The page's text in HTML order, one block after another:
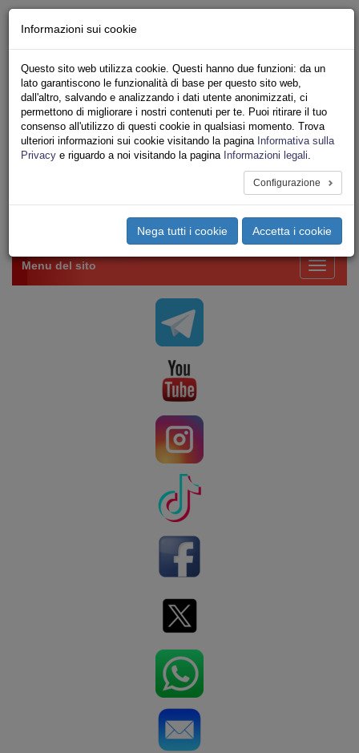
Iscriviti Online
Ricerca
Area Stampa
Privacy
VV.F.
UNIONE SINDACALE DI BASE SETTORE VIGILI
Toggle
Menu del sito
Informazioni sui cookie
Questo sito web utilizza cookie. Questi hanno due funzioni: da un
lato garantiscono le funzionalità di base per questo sito web,
dall'altro, salvando e analizzando i dati utente anonimizzati, ci
permettono di migliorare i nostri contenuti per te. Puoi ritirare il tuo
consenso all'utilizzo di questi cookie in qualsiasi momento. Trova
ulteriori informazioni sui cookie visitando la pagina Informativa sulla
Privacy e riguardo a noi visitando la pagina Informazioni legali.
Configurazione
Nega tutti i cookie Accetta i cookie